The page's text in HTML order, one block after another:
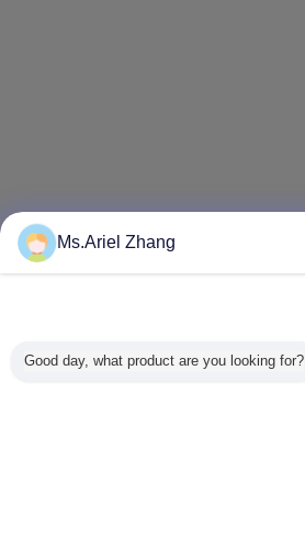
Ms.Ariel Zhang
Good day, what product are you looking for?